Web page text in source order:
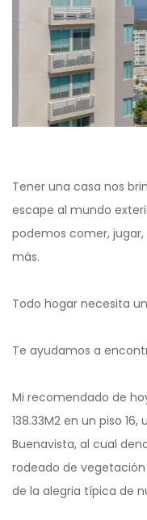
Tener una casa nos
escape al mundo
podemos comer,
más.
Todo hogar necesita
Te ayudamos a
Mi recomendado de
138.33M2 en un piso
Buenavista, al cual
rodeado de
de la alegria típica de